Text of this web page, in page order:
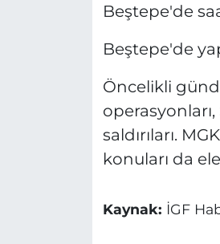
Beştepe'de
Beştepe'de
Öncelikli
saldırıları.
konuları da
Kaynak: İGF